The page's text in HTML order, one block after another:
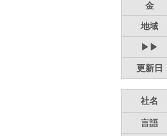
金
地域
▶▶
更新日
社名
言語